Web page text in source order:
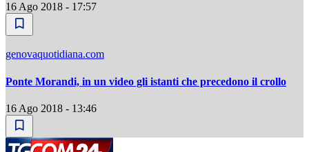
16 Ago 2018 - 17:57
genovaquotidiana.com
Ponte Morandi, in un video gli istanti che precedono il crollo
16 Ago 2018 - 13:46